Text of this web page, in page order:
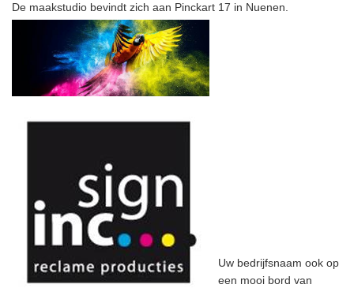
De maakstudio bevindt zich aan Pinckart 17 in Nuenen.
Uw bedrijfsnaam ook op
een mooi bord van